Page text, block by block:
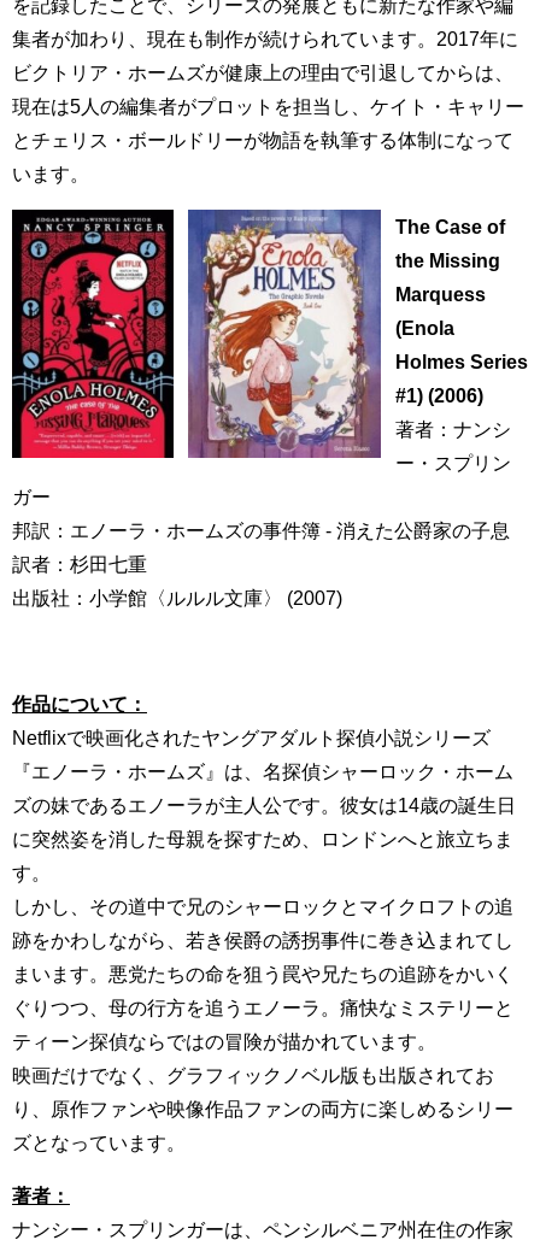
を記録したことで、シリーズの発展ともに新たな作家や編
集者が加わり、現在も制作が続けられています。2017年に
ビクトリア・ホームズが健康上の理由で引退してからは、
現在は5人の編集者がプロットを担当し、ケイト・キャリー
とチェリス・ボールドリーが物語を執筆する体制になって
います。
The Case of
the Missing
Marquess
(Enola
Holmes Series
#1) (2006)
著者：ナンシ
ー・スプリン
ガー
邦訳：エノーラ・ホームズの事件簿 - 消えた公爵家の子息
訳者：杉田七重
出版社：小学館〈ルルル文庫〉 (2007)
作品について：
Netflixで映画化されたヤングアダルト探偵小説シリーズ
『エノーラ・ホームズ』は、名探偵シャーロック・ホーム
ズの妹であるエノーラが主人公です。彼女は14歳の誕生日
に突然姿を消した母親を探すため、ロンドンへと旅立ちま
す。
しかし、その道中で兄のシャーロックとマイクロフトの追
跡をかわしながら、若き侯爵の誘拐事件に巻き込まれてし
まいます。悪党たちの命を狙う罠や兄たちの追跡をかいく
ぐりつつ、母の行方を追うエノーラ。痛快なミステリーと
ティーン探偵ならではの冒険が描かれています。
映画だけでなく、グラフィックノベル版も出版されてお
り、原作ファンや映像作品ファンの両方に楽しめるシリー
ズとなっています。
著者：
ナンシー・スプリンガーは、ペンシルベニア州在住の作家